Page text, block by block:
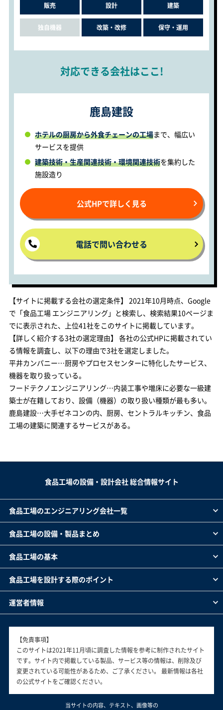
販売 設計 建築
独自機器 改築・改修 保守・運用
対応できる会社はここ!
鹿島建設
ホテルの厨房から外食チェーンの工場まで、幅広い
サービスを提供
建築技術・生産関連技術・環境関連技術を集約した
施設造り
公式HPで詳しく見る
電話で問い合わせる
【サイトに掲載する会社の選定条件】 2021年10月時点、Google
で「食品工場 エンジニアリング」と検索し、検索結果10ページま
でに表示された、上位41社をこのサイトに掲載しています。
【詳しく紹介する3社の選定理由】 各社の公式HPに掲載されてい
る情報を調査し、以下の理由で3社を選定しました。
平井カンパニー…厨房やプロセスセンターに特化したサービス、
機器を取り扱っている。
フードテクノエンジニアリング…内装工事や増床に必要な一級建
築士が在籍しており、設備（機器）の取り扱い種類が最も多い。
鹿島建設…大手ゼネコンの内、厨房、セントラルキッチン、食品
工場の建築に関連するサービスがある。
食品工場の設備・設計会社 総合情報サイト
食品工場のエンジニアリング会社一覧
食品工場の設備・製品まとめ
食品工場の基本
食品工場を設計する際のポイント
運営者情報
【免責事項】
このサイトは2021年11月頃に調査した情報を参考に制作されたサイト
です。サイト内で掲載している製品、サービス等の情報は、削除及び
変更されている可能性があるため、ご了承ください。 最新情報は各社
の公式サイトをご確認ください。
当サイトの内容、テキスト、画像等の